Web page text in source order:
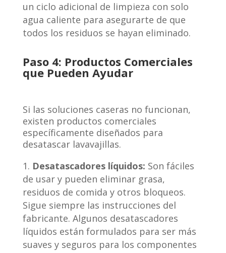
un ciclo adicional de limpieza con solo
agua caliente para asegurarte de que
todos los residuos se hayan eliminado.
Paso 4: Productos Comerciales
que Pueden Ayudar
Si las soluciones caseras no funcionan,
existen productos comerciales
específicamente diseñados para
desatascar lavavajillas.
Desatascadores líquidos: Son fáciles
de usar y pueden eliminar grasa,
residuos de comida y otros bloqueos.
Sigue siempre las instrucciones del
fabricante. Algunos desatascadores
líquidos están formulados para ser más
suaves y seguros para los componentes